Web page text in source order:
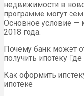
недвижимости в
программе могут
Основное условие —
2018 года.
Почему банк может
получить ипотеку
Как оформить
ипотеке